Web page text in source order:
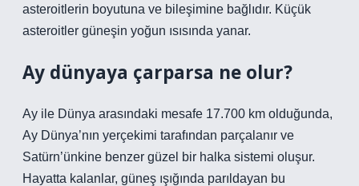
asteroitlerin boyutuna ve bileşimine bağlıdır. Küçük
asteroitler güneşin yoğun ısısında yanar.
Ay dünyaya çarparsa ne olur?
Ay ile Dünya arasındaki mesafe 17.700 km olduğunda,
Ay Dünya’nın yerçekimi tarafından parçalanır ve
Satürn’ünkine benzer güzel bir halka sistemi oluşur.
Hayatta kalanlar, güneş ışığında parıldayan bu